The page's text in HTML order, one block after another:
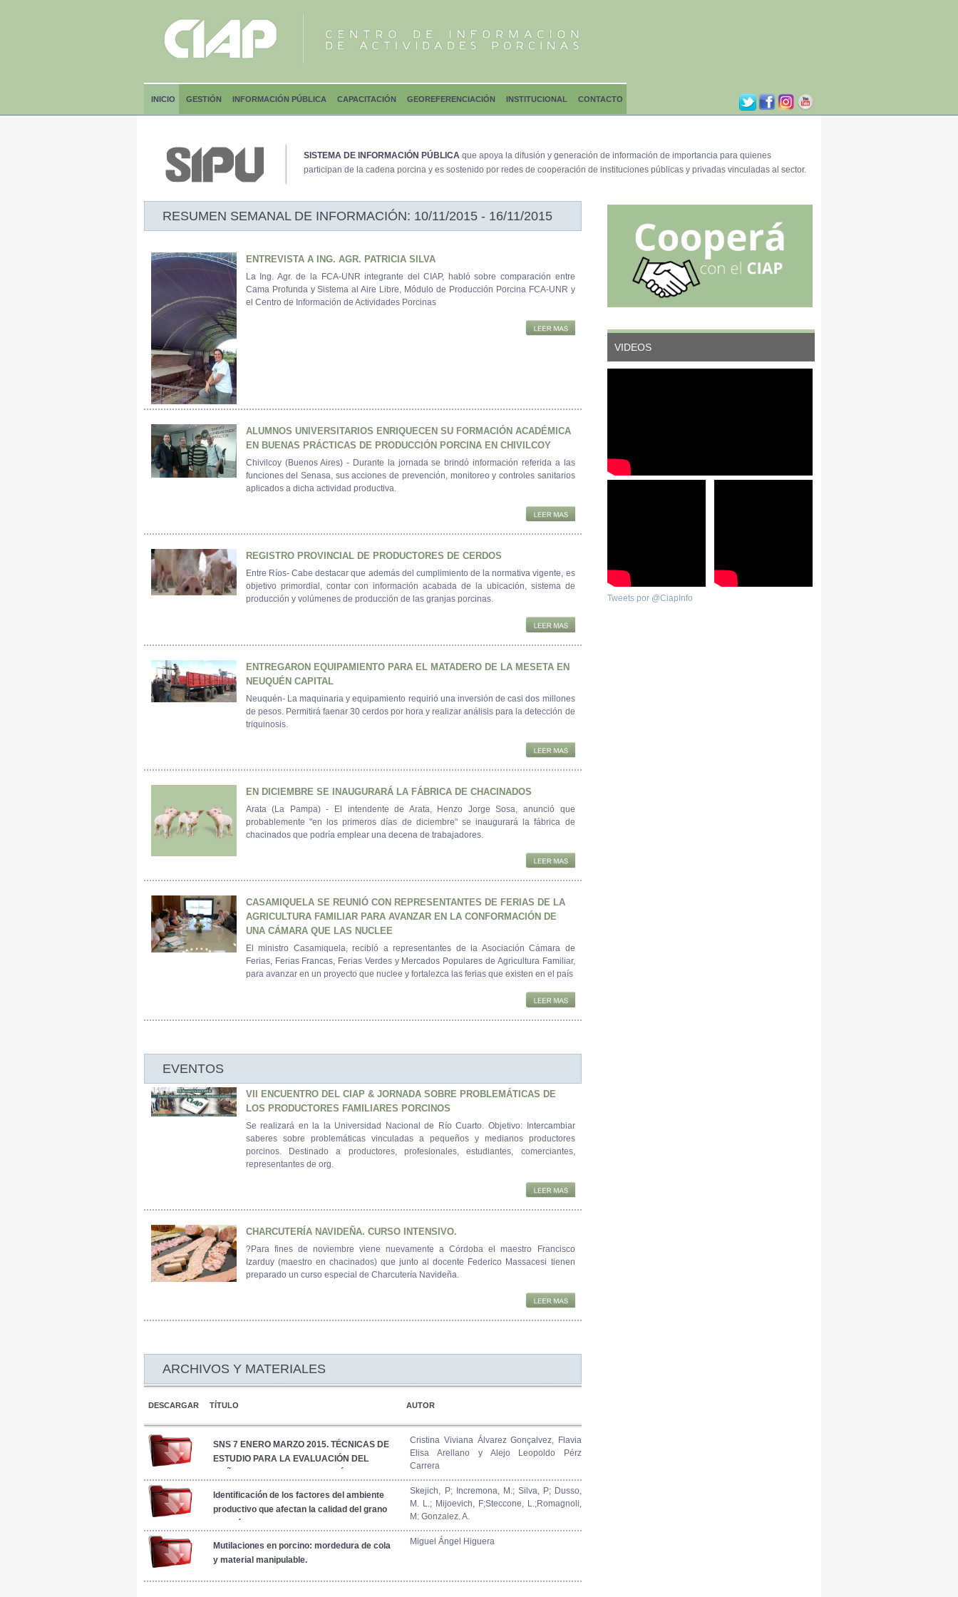
INICIO GESTIÓN INFORMACIÓN PÚBLICA CAPACITACIÓN GEOREFERENCIACIÓN INSTITUCIONAL CONTACTO
SISTEMA DE INFORMACIÓN PÚBLICAque apoya la difusión y generación de información de importancia para quienes
participan de la cadena porcina y es sostenido por redes de cooperación de instituciones públicas y privadas vinculadas al sector.
RESUMEN SEMANAL DE INFORMACIÓN: 10/11/2015 - 16/11/2015
ENTREVISTA A ING. AGR. PATRICIA SILVA
La Ing. Agr. de la FCA-UNR integrante del CIAP, habló sobre comparación entre
Cama Profunda y Sistema al Aire Libre, Módulo de Producción Porcina FCA-UNR y
el Centro de Información de Actividades Porcinas
ALUMNOS UNIVERSITARIOS ENRIQUECEN SU FORMACIÓN ACADÉMICA
EN BUENAS PRÁCTICAS DE PRODUCCIÓN PORCINA EN CHIVILCOY
Chivilcoy (Buenos Aires) - Durante la jornada se brindó información referida a las
funciones del Senasa, sus acciones de prevención, monitoreo y controles sanitarios
aplicados a dicha actividad productiva.
REGISTRO PROVINCIAL DE PRODUCTORES DE CERDOS
Entre Ríos- Cabe destacar que además del cumplimiento de la normativa vigente, es
objetivo primordial, contar con información acabada de la ubicación, sistema de
producción y volúmenes de producción de las granjas porcinas.
ENTREGARON EQUIPAMIENTO PARA EL MATADERO DE LA MESETA EN
NEUQUÉN CAPITAL
Neuquén- La maquinaria y equipamiento requirió una inversión de casi dos millones
de pesos. Permitirá faenar 30 cerdos por hora y realizar análisis para la detección de
triquinosis.
EN DICIEMBRE SE INAUGURARÁ LA FÁBRICA DE CHACINADOS
Arata (La Pampa) - El intendente de Arata, Henzo Jorge Sosa, anunció que
probablemente "en los primeros días de diciembre" se inaugurará la fábrica de
chacinados que podría emplear una decena de trabajadores.
CASAMIQUELA SE REUNIÓ CON REPRESENTANTES DE FERIAS DE LA
AGRICULTURA FAMILIAR PARA AVANZAR EN LA CONFORMACIÓN DE
UNA CÁMARA QUE LAS NUCLEE
El ministro Casamiquela, recibió a representantes de la Asociación Cámara de
Ferias, Ferias Francas, Ferias Verdes y Mercados Populares de Agricultura Familiar,
para avanzar en un proyecto que nuclee y fortalezca las ferias que existen en el país
EVENTOS
VII ENCUENTRO DEL CIAP & JORNADA SOBRE PROBLEMÁTICAS DE
LOS PRODUCTORES FAMILIARES PORCINOS
Se realizará en la la Universidad Nacional de Río Cuarto. Objetivo: Intercambiar
saberes sobre problemáticas vinculadas a pequeños y medianos productores
porcinos. Destinado a productores, profesionales, estudiantes, comerciantes,
representantes de org.
CHARCUTERÍA NAVIDEÑA. CURSO INTENSIVO.
?Para fines de noviembre viene nuevamente a Córdoba el maestro Francisco
Izarduy (maestro en chacinados) que junto al docente Federico Massacesi tienen
preparado un curso especial de Charcutería Navideña.
ARCHIVOS Y MATERIALES
DESCARGAR TÍTULO AUTOR
SNS 7 ENERO MARZO 2015. TÉCNICAS DE
ESTUDIO PARA LA EVALUACIÓN DEL
Cristina Viviana Álvarez Gonçalvez, Flavia
Elisa Arellano y Alejo Leopoldo Pérz
Carrera
Identificación de los factores del ambiente
productivo que afectan la calidad del grano
Skejich, P; Incremona, M.; Silva, P; Dusso,
M. L.; Mijoevich, F;Steccone, L.;Romagnoli,
M; Gonzalez, A.
Mutilaciones en porcino: mordedura de cola
y material manipulable.
Miguel Ángel Higuera
VIDEOS
Tweets por @CiapInfo